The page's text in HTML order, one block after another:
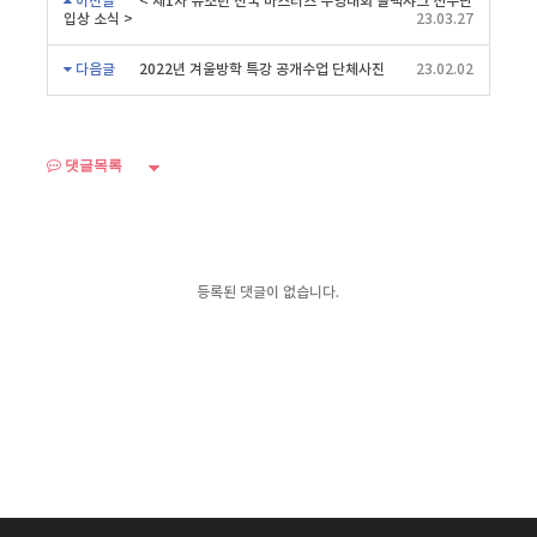
입상 소식 >
23.03.27
다음글 2022년 겨울방학 특강 공개수업 단체사진 23.02.02
댓글목록
등록된 댓글이 없습니다.